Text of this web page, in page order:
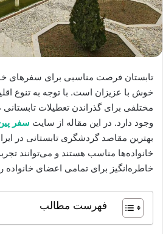
تابستان فرصت مناسبی برای سفرهای
خوش با عزیزان است. با توجه به تنوع
مختلفی برای گذراندن تعطیلات
وجود دارد. در این مقاله از سایت سفر
بهترین مقاصد گردشگری تابستانی در
خانواده‌ها مناسب هستند و می‌توانند
خاطره‌انگیز برای تمامی اعضای خانواده
فهرست مطالب